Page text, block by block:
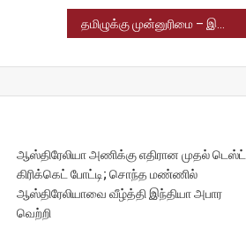
ஆஸ்திரேலியா அணிக்கு எதிரான முதல் டெஸ்ட்
கிரிக்கெட் போட்டி; சொந்த மண்ணில்
ஆஸ்திரேலியாவை வீழ்த்தி இந்தியா அபார
வெற்றி